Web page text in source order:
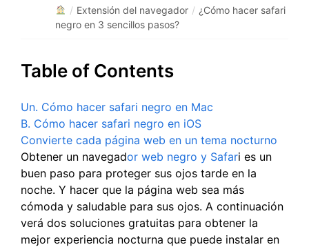
/ Extensión del navegador / ¿Cómo hacer safari
negro en 3 sencillos pasos?
Table of Contents
Un. Cómo hacer safari negro en Mac
B. Cómo hacer safari negro en iOS
Convierte cada página web en un tema nocturno
Obtener un navegador web negro y Safari es un
buen paso para proteger sus ojos tarde en la
noche. Y hacer que la página web sea más
cómoda y saludable para sus ojos. A continuación
verá dos soluciones gratuitas para obtener la
mejor experiencia nocturna que puede instalar en